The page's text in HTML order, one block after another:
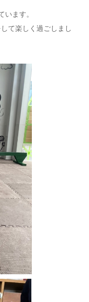
ます。
て楽しく過ごしまし